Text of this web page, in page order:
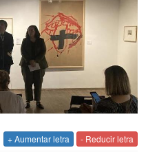
+ Aumentar letra - Reducir letra